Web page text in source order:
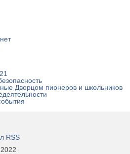
Дворцом пионеров и школьников
RSS